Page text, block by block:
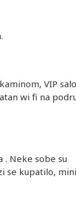
VIP
wi fi na
Neke sobe su
se kupatilo,